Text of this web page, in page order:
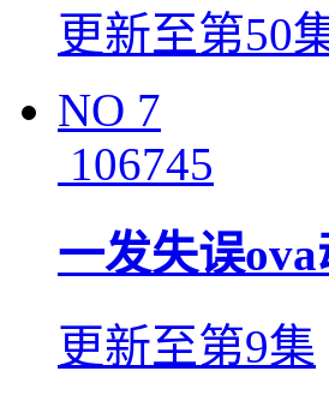
更新至第50
NO 7
106745
一发失误
更新至第9集